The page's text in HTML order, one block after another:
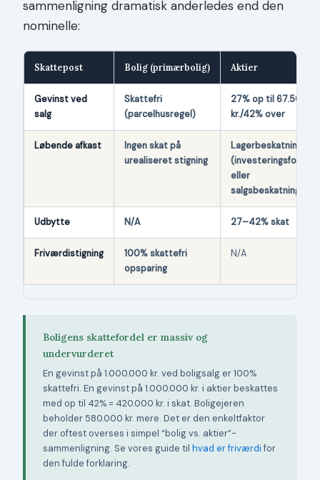
sammenligning dramatisk anderledes end den
nominelle:
Skattepost Bolig (primærbolig) Aktier
Gevinst ved
salg
Skattefri
(parcelhusregel)
27% op til 67.500
kr./42% over
Løbende afkast
Ingen skat på
urealiseret stigning
Lagerbeskatning
(investeringsfonde)
eller
salgsbeskatning
Udbytte N/A 27–42% skat
Friværdistigning
100% skattefri
opsparing
N/A
Boligens skattefordel er massiv og
undervurderet
En gevinst på 1.000.000 kr. ved boligsalg er 100%
skattefri. En gevinst på 1.000.000 kr. i aktier beskattes
med op til 42% = 420.000 kr. i skat. Boligejeren
beholder 580.000 kr. mere. Det er den enkeltfaktor
der oftest overses i simpel “bolig vs. aktier”-
sammenligning. Se vores guide til hvad er friværdi for
den fulde forklaring.